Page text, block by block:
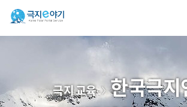
극지 교육 한국극지